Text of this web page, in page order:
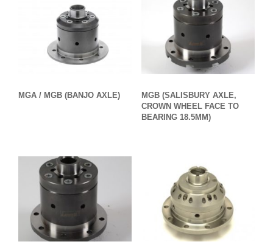
MGA / MGB (BANJO AXLE)
MGB (SALISBURY AXLE,
CROWN WHEEL FACE TO
BEARING 18.5MM)